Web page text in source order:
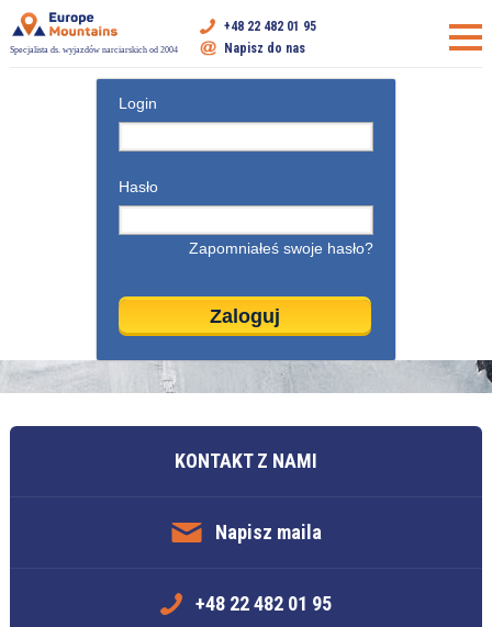
Specjalista ds. wyjazdów narciarskich od 2004
+48 22 482 01 95
Napisz do nas
Login
Hasło
Zapomniałeś swoje hasło?
KONTAKT Z NAMI
Napisz maila
+48 22 482 01 95